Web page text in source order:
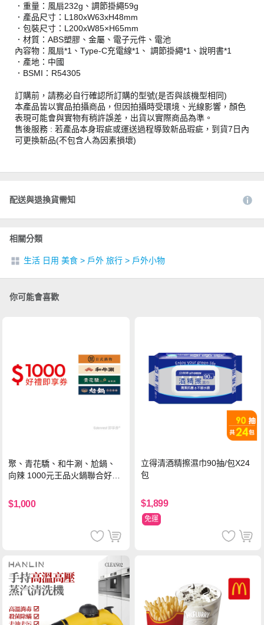
．重量：風扇232g、調節掛繩59g
．產品尺寸：L180xW63xH48mm
．包裝尺寸：L200xW85×H65mm
．材質：ABS塑膠、金屬、電子元件、電池
內容物：風扇*1、Type-C充電線*1、 調節掛繩*1、說明書*1
．產地：中國
．BSMI：R54305
訂購前，請務必自行確認所訂購的型號(是否與該機型相同)
本產品皆以實品拍攝商品，但因拍攝時受環境、光線影響，顏色
表現可能會與實物有稍許誤差，出貨以實際商品為準。
售後服務 : 若產品本身瑕疵或運送過程導致新品瑕疵，到貨7日內
可更換新品(不包含人為因素損壞)
配送與退換貨需知
相關分類
生活 日用 美食 > 戶外 旅行 > 戶外小物
你可能會喜歡
聚、青花驕、和牛涮、尬鍋、
向辣 1000元王品火鍋聯合好禮
$1,000
立得清酒精擦濕巾90抽/包X24
包
$1,899
免運